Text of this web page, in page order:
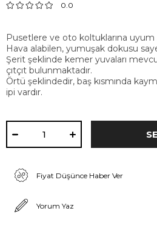
0.0
Pusetlere ve oto koltuklarına uyum
Hava alabilen, yumuşak dokusu
Şerit şeklinde kemer yuvaları
çıtçıt bulunmaktadır.
Örtü şeklindedir, baş kısmında
ipi vardır.
Fiyat Düşünce Haber Ver
Yorum Yaz